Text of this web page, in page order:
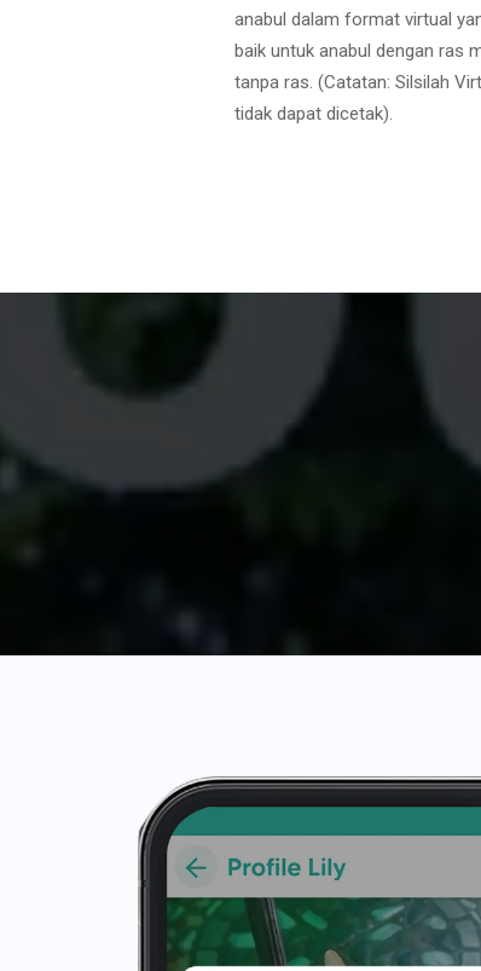
anabul dalam format virtual
baik untuk anabul dengan ras
tanpa ras. (Catatan: Silsilah
tidak dapat dicetak).